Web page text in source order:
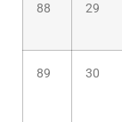
88 29
89 30